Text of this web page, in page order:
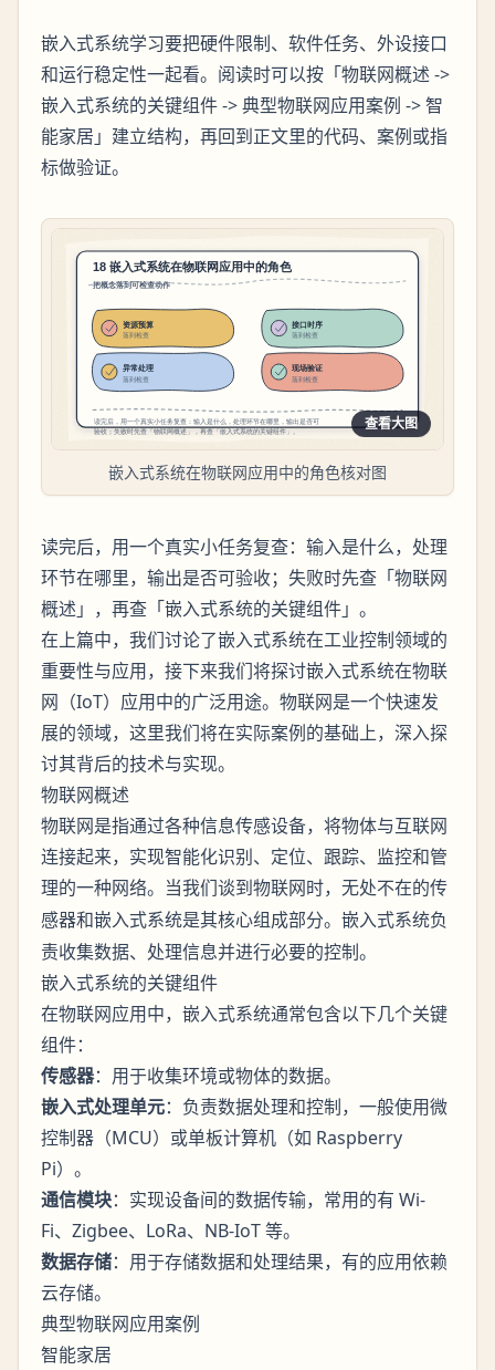
嵌入式系统学习要把硬件限制、软件任务、外设接口
和运行稳定性一起看。阅读时可以按「物联网概述 ->
嵌入式系统的关键组件 -> 典型物联网应用案例 -> 智
能家居」建立结构，再回到正文里的代码、案例或指
标做验证。
查看大图
嵌入式系统在物联网应用中的角色核对图
读完后，用一个真实小任务复查：输入是什么，处理
环节在哪里，输出是否可验收；失败时先查「物联网
概述」，再查「嵌入式系统的关键组件」。
在上篇中，我们讨论了嵌入式系统在工业控制领域的
重要性与应用，接下来我们将探讨嵌入式系统在物联
网（IoT）应用中的广泛用途。物联网是一个快速发
展的领域，这里我们将在实际案例的基础上，深入探
讨其背后的技术与实现。
物联网概述
物联网是指通过各种信息传感设备，将物体与互联网
连接起来，实现智能化识别、定位、跟踪、监控和管
理的一种网络。当我们谈到物联网时，无处不在的传
感器和嵌入式系统是其核心组成部分。嵌入式系统负
责收集数据、处理信息并进行必要的控制。
嵌入式系统的关键组件
在物联网应用中，嵌入式系统通常包含以下几个关键
组件：
传感器：用于收集环境或物体的数据。
嵌入式处理单元：负责数据处理和控制，一般使用微
控制器（MCU）或单板计算机（如 Raspberry
Pi）。
通信模块：实现设备间的数据传输，常用的有 Wi-
Fi、Zigbee、LoRa、NB-IoT 等。
数据存储：用于存储数据和处理结果，有的应用依赖
云存储。
典型物联网应用案例
智能家居